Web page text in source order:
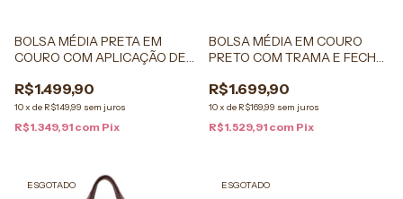
BOLSA MÉDIA PRETA EM
COURO COM APLICAÇÃO DE
R$1.499,90
10x de R$149,99 sem juros
R$1.349,91 com Pix
BOLSA MÉDIA EM COURO
PRETO COM TRAMA E FECHO
R$1.699,90
10x de R$169,99 sem juros
R$1.529,91 com Pix
ESGOTADO ESGOTADO